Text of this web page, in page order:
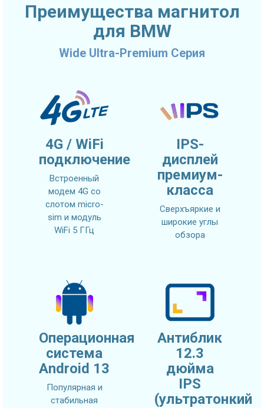
Преимущества магнитол
для BMW
Wide Ultra-Premium Серия
4G / WiFi
подключение
Встроенный
модем 4G со
слотом micro-
sim и модуль
WiFi 5 ГГц
IPS-
дисплей
премиум-
класса
Сверхъяркие и
широкие углы
обзора
Операционная
система
Android 13
Популярная и
стабильная
Антиблик
12.3
дюйма
IPS
(ультратонкий